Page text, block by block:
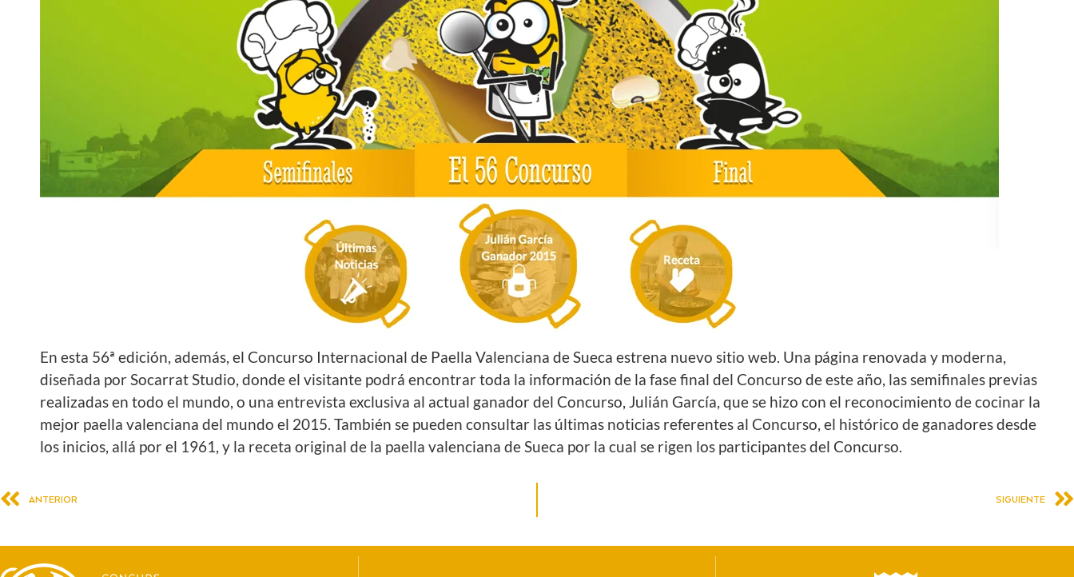
En esta 56ª edición, además, el Concurso Internacional de Paella Valenciana de Sueca estrena nuevo sitio web. Una página renovada y moderna,
diseñada por Socarrat Studio, donde el visitante podrá encontrar toda la información de la fase final del Concurso de este año, las semifinales previas
realizadas en todo el mundo, o una entrevista exclusiva al actual ganador del Concurso, Julián García, que se hizo con el reconocimiento de cocinar la
mejor paella valenciana del mundo el 2015. También se pueden consultar las últimas noticias referentes al Concurso, el histórico de ganadores desde
los inicios, allá por el 1961, y la receta original de la paella valenciana de Sueca por la cual se rigen los participantes del Concurso.
ANTERIOR SIGUIENTE